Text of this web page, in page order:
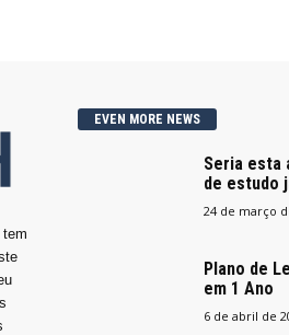
tem
EVEN MORE NEWS
Seria esta
de estudo
24 de março
Plano de
em 1 Ano
6 de abril de